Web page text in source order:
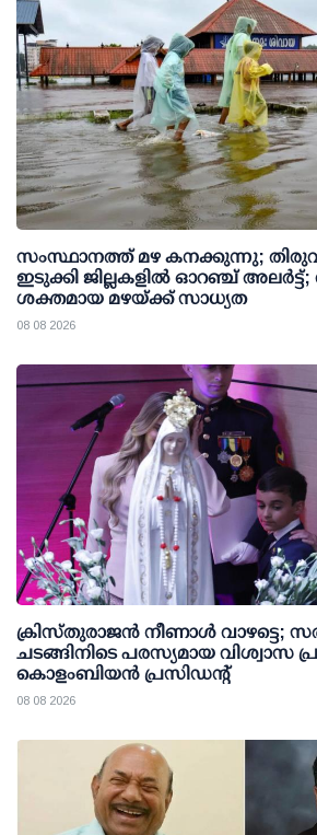
സംസ്ഥാനത്ത് മഴ കനക്കുന്നു;
ഇടുക്കി ജില്ലകളിൽ ഓറഞ്ച് അലർട്ട്;
ശക്തമായ മഴയ്ക്ക് സാധ്യത
08 08 2026
ക്രിസ്തുരാജൻ നീണാൾ വാഴട്ടെ;
ചടങ്ങിനിടെ പരസ്യമായ
കൊളംബിയൻ പ്രസിഡന്റ്
08 08 2026